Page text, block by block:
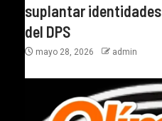
suplantar
del DPS
mayo 28, 2026 admin